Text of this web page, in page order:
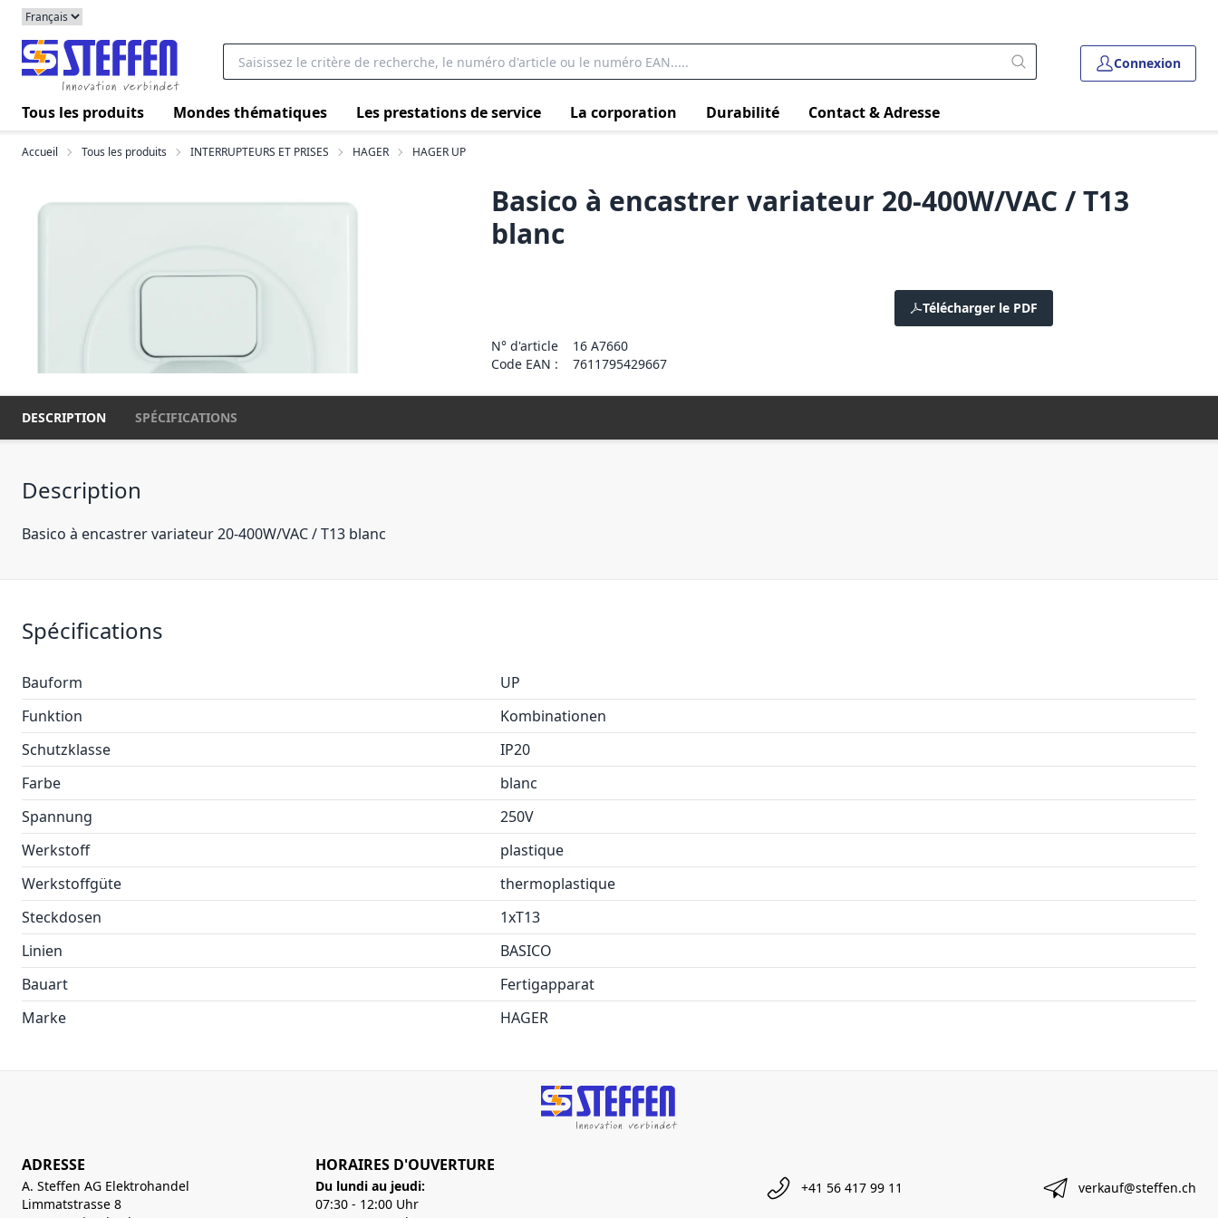
Connexion
Tous les produits Mondes thématiques Les prestations de service La corporation Durabilité Contact & Adresse
Accueil Tous les produits INTERRUPTEURS ET PRISES HAGER HAGER UP
Basico à encastrer variateur 20-400W/VAC / T13
blanc
Télécharger le PDF
N° d'article
16 A7660
Code EAN :
7611795429667
DESCRIPTION SPÉCIFICATIONS
Description
Basico à encastrer variateur 20-400W/VAC / T13 blanc
Spécifications
Bauform
UP
Funktion
Kombinationen
Schutzklasse
IP20
Farbe
blanc
Spannung
250V
Werkstoff
plastique
Werkstoffgüte
thermoplastique
Steckdosen
1xT13
Linien
BASICO
Bauart
Fertigapparat
Marke
HAGER
ADRESSE
A. Steffen AG Elektrohandel
Limmatstrasse 8
HORAIRES D'OUVERTURE
Du lundi au jeudi:
07:30 - 12:00 Uhr
+41 56 417 99 11 verkauf@steffen.ch